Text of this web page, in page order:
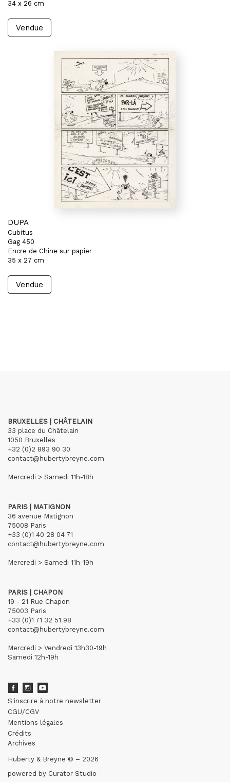
34 x 26 cm
Vendue
DUPA
Cubitus
Gag 450
Encre de Chine sur papier
35 x 27 cm
Vendue
BRUXELLES | CHÂTELAIN
33 place du Châtelain
1050 Bruxelles
+32 (0)2 893 90 30
contact@hubertybreyne.com
Mercredi > Samedi 11h-18h
PARIS | MATIGNON
36 avenue Matignon
75008 Paris
+33 (0)1 40 28 04 71
contact@hubertybreyne.com
Mercredi > Samedi 11h-19h
PARIS | CHAPON
19 - 21 Rue Chapon
75003 Paris
+33 (0)1 71 32 51 98
contact@hubertybreyne.com
Mercredi > Vendredi 13h30-19h
Samedi 12h-19h
S'inscrire à notre newsletter
CGU/CGV
Mentions légales
Crédits
Archives
Huberty & Breyne © – 2026
powered by Curator Studio